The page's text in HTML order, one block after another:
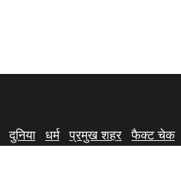
दुनिया धर्म प्रमुख शहर फैक्ट चेक